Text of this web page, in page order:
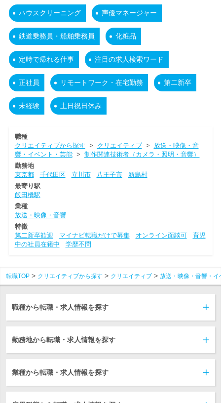
ハウスクリーニング 声優マネージャー
鉄道乗務員・船舶乗務員 化粧品
定時で帰れる仕事 注目の求人検索ワード
正社員 リモートワーク・在宅勤務 第二新卒
未経験 土日祝日休み
職種
クリエイティブから探す > クリエイティブ> 放送・映像・音
響・イベント・芸能> 制作関連技術者（カメラ・照明・音響）
勤務地
東京都
千代田区 立川市 八王子市
新島村
最寄り駅
飯田橋駅
業種
放送・映像・音響
特徴
第二新卒歓迎
マイナビ転職だけで募集 オンライン面談可
育児
中の社員在籍中
学歴不問
転職TOP クリエイティブから探す クリエイティブ 放送・映像・音響・イ
職種から転職・求人情報を探す
勤務地から転職・求人情報を探す
業種から転職・求人情報を探す